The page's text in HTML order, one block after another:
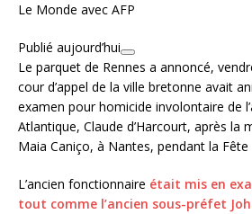
Le Monde avec AFP
Publié aujourd’hui
Le parquet de Rennes a annoncé,
cour d’appel de la ville bretonne avait
examen pour homicide involontaire de
Atlantique, Claude d’Harcourt, après la
Maia Caniço, à Nantes, pendant la Fête
L’ancien fonctionnaire était mis en
tout comme l’ancien sous-préfet